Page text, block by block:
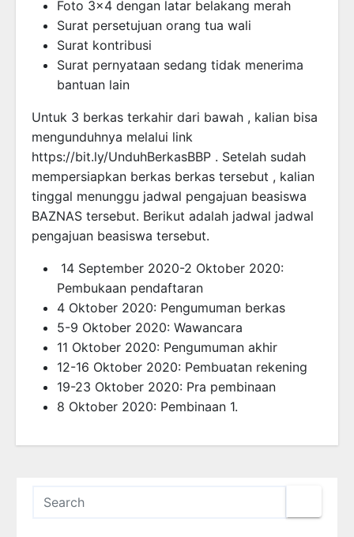
Foto 3×4 dengan latar belakang merah
Surat persetujuan orang tua wali
Surat kontribusi
Surat pernyataan sedang tidak menerima
bantuan lain
Untuk 3 berkas terkahir dari bawah , kalian bisa
mengunduhnya melalui link
https://bit.ly/UnduhBerkasBBP . Setelah sudah
mempersiapkan berkas berkas tersebut , kalian
tinggal menunggu jadwal pengajuan beasiswa
BAZNAS tersebut. Berikut adalah jadwal jadwal
pengajuan beasiswa tersebut.
14 September 2020-2 Oktober 2020:
Pembukaan pendaftaran
4 Oktober 2020: Pengumuman berkas
5-9 Oktober 2020: Wawancara
11 Oktober 2020: Pengumuman akhir
12-16 Oktober 2020: Pembuatan rekening
19-23 Oktober 2020: Pra pembinaan
8 Oktober 2020: Pembinaan 1.